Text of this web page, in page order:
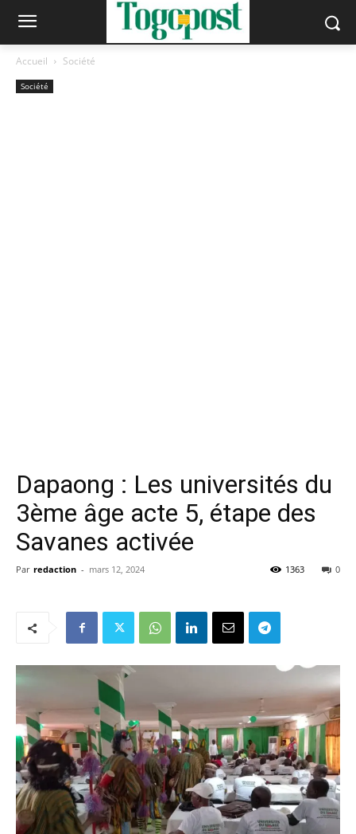
Accueil Société
Société
Dapaong : Les universités du
3ème âge acte 5, étape des
Savanes activée
Par redaction - mars 12, 2024 0
1363